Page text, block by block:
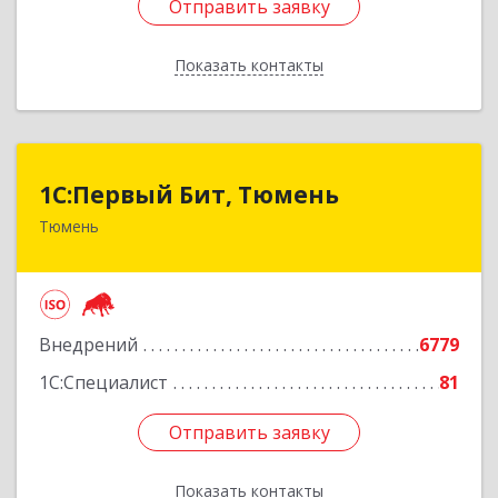
Отправить заявку
Показать контакты
Отправить заявку
Назад
1С:Первый Бит, Тюмень
Тюмень
Внедрений
6779
1С:Специалист
81
Отправить заявку
Показать контакты
1С:Первый Бит, Тюмень
625000, Тюменская обл, Тюмень г, Республики
Отправить заявку
Назад